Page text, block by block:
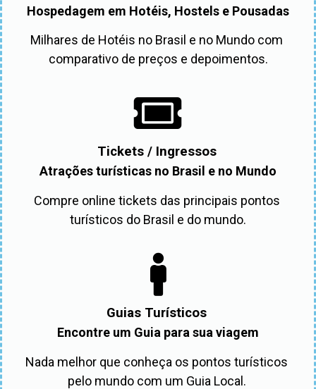
Hospedagem em Hotéis, Hostels e Pousadas
Milhares de Hotéis no Brasil e no Mundo com
comparativo de preços e depoimentos.
Tickets / Ingressos
Atrações turísticas no Brasil e no Mundo
Compre online tickets das principais pontos
turísticos do Brasil e do mundo.
Guias Turísticos
Encontre um Guia para sua viagem
Nada melhor que conheça os pontos turísticos
pelo mundo com um Guia Local.